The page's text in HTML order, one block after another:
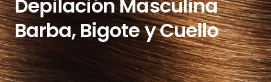
Depilación Masculina
Barba, Bigote y Cuello